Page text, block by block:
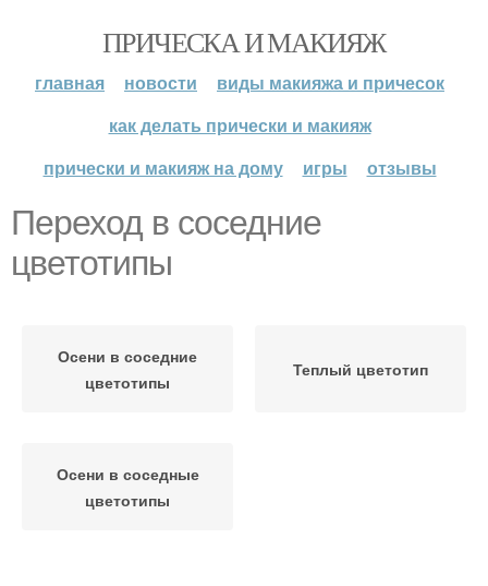
ПРИЧЕСКА И МАКИЯЖ
главная новости
виды макияжа и причесок
как делать прически и макияж
прически и макияж на дому
игры отзывы
Переход в соседние
цветотипы
Осени в соседние
цветотипы
Теплый цветотип
Осени в соседные
цветотипы